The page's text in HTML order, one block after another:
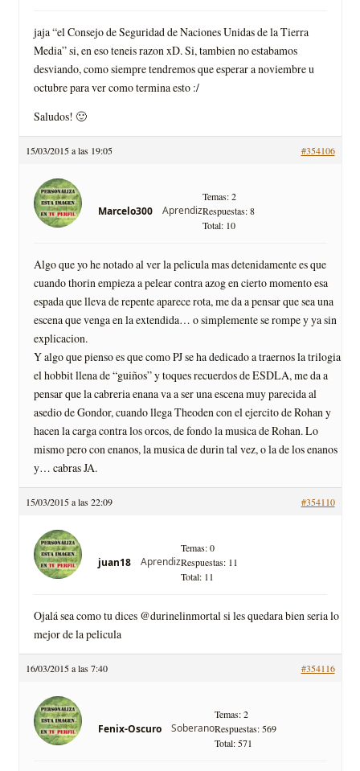
jaja “el Consejo de Seguridad de Naciones Unidas de la Tierra
Media” si, en eso teneis razon xD. Si, tambien no estabamos
desviando, como siempre tendremos que esperar a noviembre u
octubre para ver como termina esto :/
Saludos! 🙂
15/03/2015 a las 19:05 #354106
Marcelo300 Aprendiz
Temas: 2
Respuestas: 8
Total: 10
Algo que yo he notado al ver la pelicula mas detenidamente es que
cuando thorin empieza a pelear contra azog en cierto momento esa
espada que lleva de repente aparece rota, me da a pensar que sea una
escena que venga en la extendida… o simplemente se rompe y ya sin
explicacion.
Y algo que pienso es que como PJ se ha dedicado a traernos la trilogia
el hobbit llena de “guiños” y toques recuerdos de ESDLA, me da a
pensar que la cabreria enana va a ser una escena muy parecida al
asedio de Gondor, cuando llega Theoden con el ejercito de Rohan y
hacen la carga contra los orcos, de fondo la musica de Rohan. Lo
mismo pero con enanos, la musica de durin tal vez, o la de los enanos
y… cabras JA.
15/03/2015 a las 22:09 #354110
juan18 Aprendiz
Temas: 0
Respuestas: 11
Total: 11
Ojalá sea como tu dices @durinelinmortal si les quedara bien seria lo
mejor de la pelicula
16/03/2015 a las 7:40 #354116
Fenix-Oscuro Soberano
Temas: 2
Respuestas: 569
Total: 571